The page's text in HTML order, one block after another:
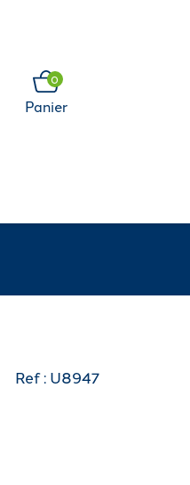
Panier
0
Ref : U8947